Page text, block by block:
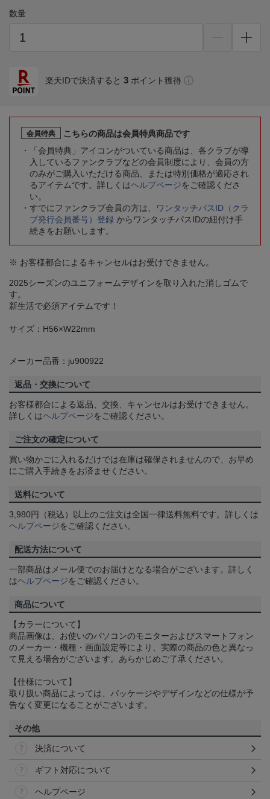
数量
楽天IDで決済すると 3 ポイント獲得
会員特典
こちらの商品は会員特典商品です
「会員特典」アイコンがついている商品は、各クラブが導
入しているファンクラブなどの会員制度により、会員の方
のみがご購入いただける商品、または特別価格が適応され
るアイテムです。詳しくはヘルプページをご確認くださ
い。
すでにファンクラブ会員の方は、
ワンタッチパスID（クラ
ブ発行会員番号）登録 からワンタッチパスIDの紐付け手
続きをお願いします。
※ お客様都合によるキャンセルはお受けできません。
2025シーズンのユニフォームデザインを取り入れた消しゴムで
す。
新生活で必須アイテムです！
サイズ：H56×W22mm
メーカー品番：ju900922
返品・交換について
お客様都合による返品、交換、キャンセルはお受けできません。
詳しくはヘルプページをご確認ください。
ご注文の確定について
買い物かごに入れるだけでは在庫は確保されませんので、お早め
にご購入手続きをお済ませください。
送料について
3,980円（税込）以上のご注文は全国一律送料無料です。詳しくは
ヘルプページをご確認ください。
配送方法について
一部商品はメール便でのお届けとなる場合がございます。詳しく
はヘルプページをご確認ください。
商品について
【カラーについて】
商品画像は、お使いのパソコンのモニターおよびスマートフォン
のメーカー・機種・画面設定等により、実際の商品の色と異なっ
て見える場合がございます。あらかじめご了承ください。
【仕様について】
取り扱い商品によっては、パッケージやデザインなどの仕様が予
告なく変更になることがございます。
その他
決済について
ギフト対応について
ヘルプページ